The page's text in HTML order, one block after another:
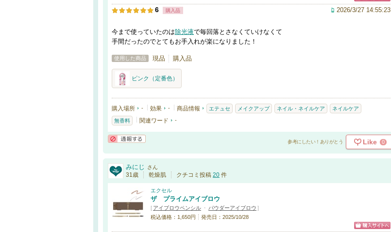
6 購入品 2026/3/27 14:55:23
今まで使っていたのは除光液で毎回落とさなくていけなくて
手間だったのでとてもお手入れが楽になりました！
使用した商品 現品 購入品
ピンク（定番色）
購入場所 - 効果 - 商品情報 エテュセ メイクアップ ネイル・ネイルケア ネイルケア
無香料 関連ワード -
参考にしたい！ありがとう Like 0
みにじ さん
31歳 乾燥肌 クチコミ投稿 20 件
エクセル
ザ プライムアイブロウ
[ アイブロウペンシル ・ パウダーアイブロウ ]
税込価格：1,650円
発売日：2025/10/28